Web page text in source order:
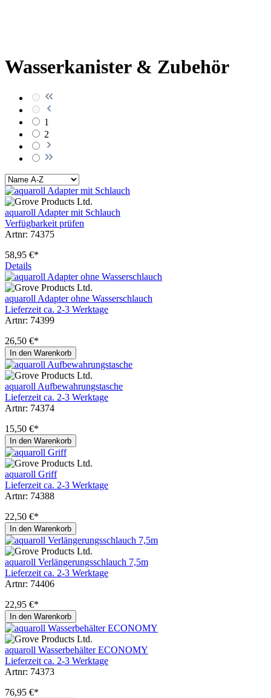
Wasserkanister & Zubehör
1
2
aquaroll Adapter mit Schlauch
Verfügbarkeit prüfen
Artnr: 74375
58,95 €*
Details
aquaroll Adapter ohne Wasserschlauch
Lieferzeit ca. 2-3 Werktage
Artnr: 74399
26,50 €*
In den Warenkorb
aquaroll Aufbewahrungstasche
Lieferzeit ca. 2-3 Werktage
Artnr: 74374
15,50 €*
In den Warenkorb
aquaroll Griff
Lieferzeit ca. 2-3 Werktage
Artnr: 74388
22,50 €*
In den Warenkorb
aquaroll Verlängerungsschlauch 7,5m
Lieferzeit ca. 2-3 Werktage
Artnr: 74406
22,95 €*
In den Warenkorb
aquaroll Wasserbehälter ECONOMY
Lieferzeit ca. 2-3 Werktage
Artnr: 74373
76,95 €*